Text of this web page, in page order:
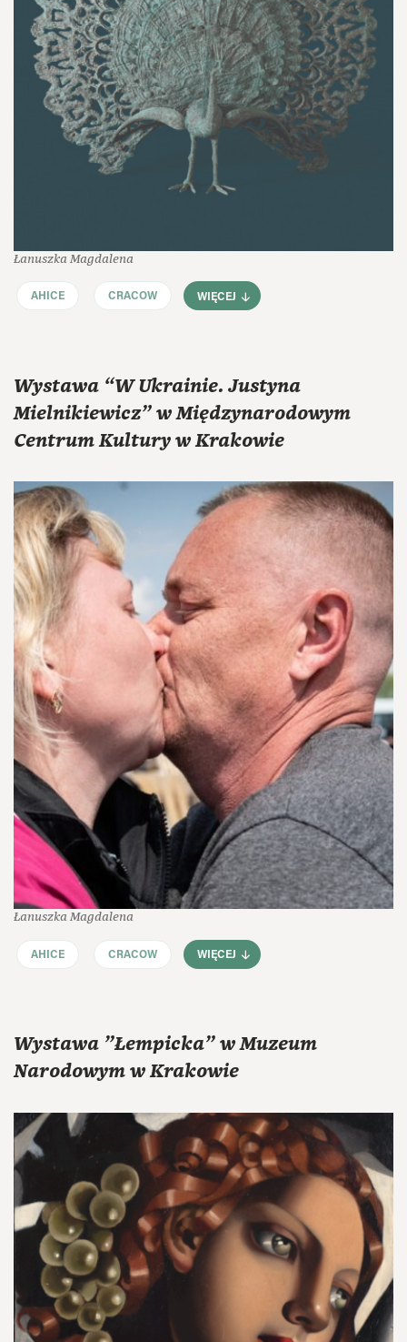
Łanuszka Magdalena
AHICE CRACOW WIĘCEJ
Wystawa “W Ukrainie. Justyna
Mielnikiewicz” w Międzynarodowym
Centrum Kultury w Krakowie
Łanuszka Magdalena
AHICE CRACOW WIĘCEJ
Wystawa "Łempicka" w Muzeum
Narodowym w Krakowie